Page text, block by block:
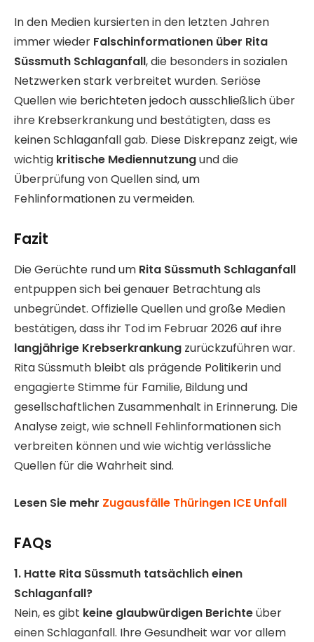
In den Medien kursierten in den letzten Jahren
immer wieder Falschinformationen über Rita
Süssmuth Schlaganfall, die besonders in sozialen
Netzwerken stark verbreitet wurden. Seriöse
Quellen wie berichteten jedoch ausschließlich über
ihre Krebserkrankung und bestätigten, dass es
keinen Schlaganfall gab. Diese Diskrepanz zeigt, wie
wichtig kritische Mediennutzungund die
Überprüfung von Quellen sind, um
Fehlinformationen zu vermeiden.
Fazit
Die Gerüchte rund um Rita Süssmuth Schlaganfall
entpuppen sich bei genauer Betrachtung als
unbegründet. Offizielle Quellen und große Medien
bestätigen, dass ihr Tod im Februar 2026 auf ihre
langjährige Krebserkrankung zurückzuführen war.
Rita Süssmuth bleibt als prägende Politikerin und
engagierte Stimme für Familie, Bildung und
gesellschaftlichen Zusammenhalt in Erinnerung. Die
Analyse zeigt, wie schnell Fehlinformationen sich
verbreiten können und wie wichtig verlässliche
Quellen für die Wahrheit sind.
Lesen Sie mehr Zugausfälle Thüringen ICE Unfall
FAQs
1. Hatte Rita Süssmuth tatsächlich einen
Schlaganfall?
Nein, es gibt keine glaubwürdigen Berichteüber
einen Schlaganfall. Ihre Gesundheit war vor allem